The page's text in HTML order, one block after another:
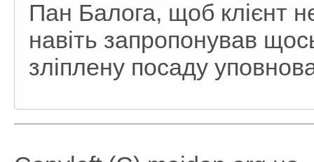
Пан Балога, щоб клієнт
навіть запропонував
зліплену посаду